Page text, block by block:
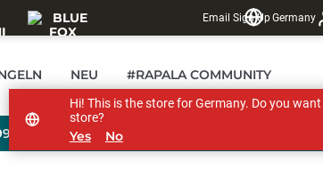
Email Sign UpGermany
NEU #RAPALA COMMUNITY
€ BESTELLWERT
Hi! This is the store for Germany. Do you
store?
Yes No